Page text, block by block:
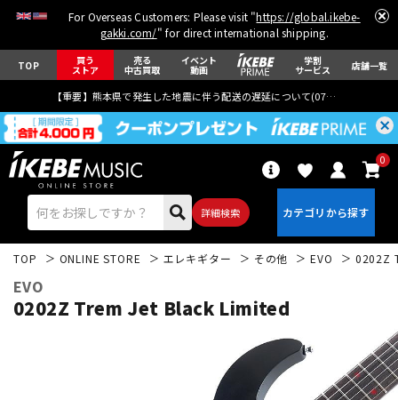
For Overseas Customers: Please visit "https://global.ikebe-
gakki.com/" for direct international shipping.
TOP 買う
ストア
売る
中古買取
イベント
動画
学割
サービス 店舗一覧
【重要】熊本県で発生した地震に伴う配送の遅延について(07月29日
詳細検索
0
アコギ/エレアコ
TOP ONLINE STORE エレキギター その他 EVO 0202Z
EVO
0202Z Trem Jet Black Limited